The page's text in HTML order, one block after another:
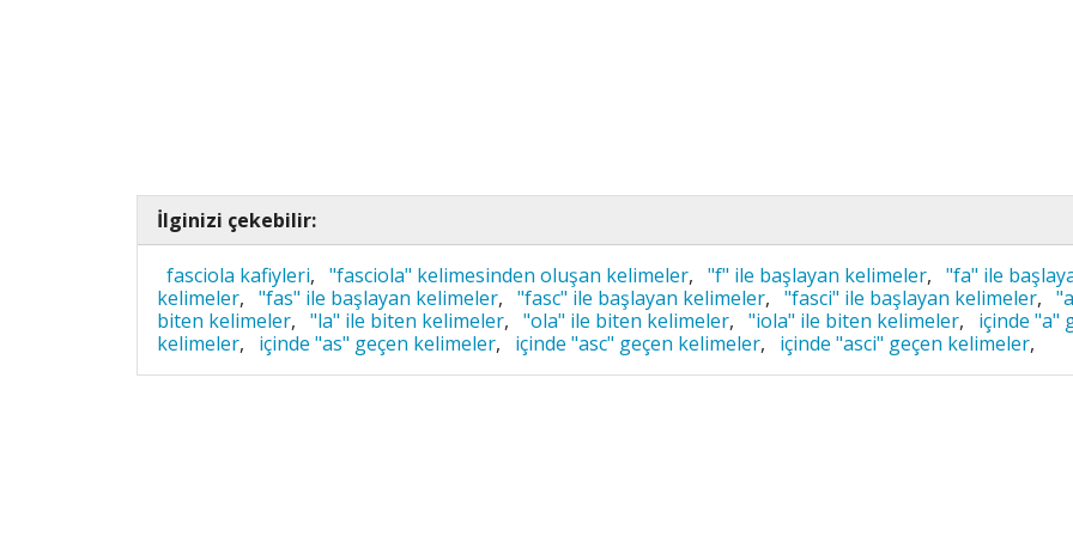
İlginizi çekebilir:
fasciola kafiyleri, "fasciola" kelimesinden oluşan kelimeler, "f" ile başlayan kelimeler, "fa" ile
kelimeler, "fas" ile başlayan kelimeler, "fasc" ile başlayan kelimeler, "fasci" ile başlayan kelimeler,
biten kelimeler, "la" ile biten kelimeler, "ola" ile biten kelimeler, "iola" ile biten kelimeler,
içinde "a"
kelimeler, içinde "as" geçen kelimeler, içinde "asc" geçen kelimeler, içinde "asci" geçen kelimeler,